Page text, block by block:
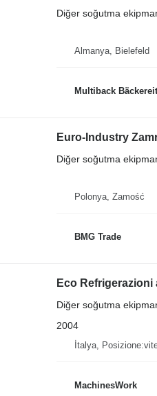
Diğer soğutma
Almanya, Bielefeld
Multiback
Euro-Industry
Diğer soğutma
Polonya, Zamość
BMG Trade
Eco Refrigerazioni
Diğer soğutma
2004
İtalya,
MachinesWork